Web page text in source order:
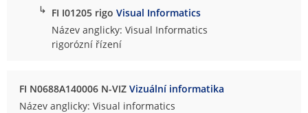
↳ FI I01205 rigoVisual Informatics
Název anglicky: Visual Informatics
rigorózní řízení
FI N0688A140006 N-VIZVizuální informatika
Název anglicky: Visual informatics